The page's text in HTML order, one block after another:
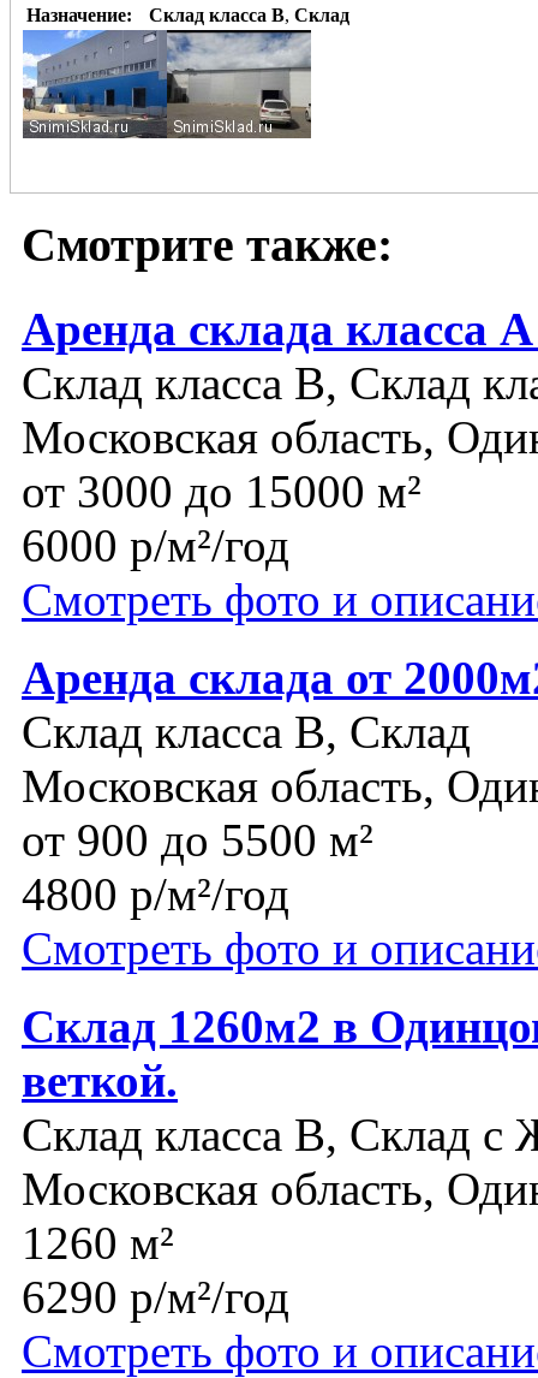
Назначение: Склад класса B, Склад
Смотрите также:
Аренда склада класса
Склад класса B, Склад
Московская область,
от 3000 до 15000 м²
6000 р/м²/год
Смотреть фото и
Аренда склада от
Склад класса B, Склад
Московская область,
от 900 до 5500 м²
4800 р/м²/год
Смотреть фото и
Склад 1260м2 в
веткой.
Склад класса B, Склад с
Московская область,
1260 м²
6290 р/м²/год
Смотреть фото и